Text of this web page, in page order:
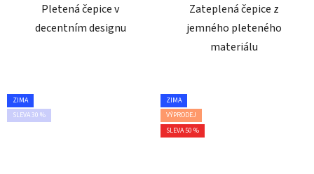
Pletená čepice v
decentním designu
Zateplená čepice z
jemného pleteného
materiálu
ZIMA
SLEVA 30 %
ZIMA
VÝPRODEJ
SLEVA 50 %